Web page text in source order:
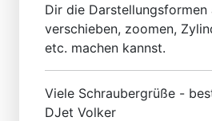
Dir die Darstellungsformen
verschieben, zoomen,
etc. machen kannst.
Viele Schraubergrüße -
DJet Volker